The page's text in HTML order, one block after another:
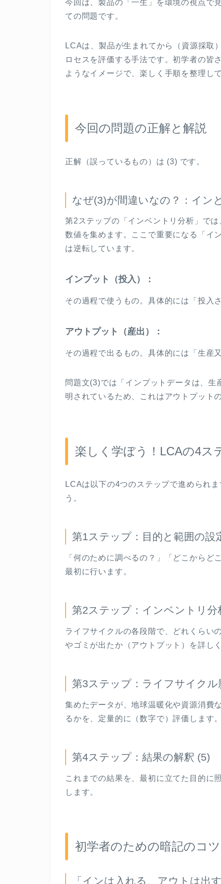
今回は、製品の「一生」を環境の視点で
ての問題です。
LCAは、製品が生まれてから（資源採取
ロセスを評価する手法です。初学者の皆
ようなイメージで、楽しく手順を整理し
今回の問題の正解と解説
正解（誤っているもの）は (3) です。
なぜ(3)が間違いなの？：イン
第2 ステップの「インベントリ分析」で
数値を集めます。ここで重要になる「イ
は逆転しています。
インプット（投入）：
その過程で使うもの。具体的には「投入
アウトプット（産出）：
その過程で出るもの。具体的には「生産
問題文(3)では「インプットデータは、
明されているため、これはアウトプット
楽しく学ぼう！ LCAの4ス
LCAは以下の4つのステップで進められ
う。
第1ステップ：目的と範囲の設
「何のために調べるの？」「どこから
最初に行います。
第2ステップ：インベントリ分
ライフサイクルの各段階で、どれくらい
やゴミが出たか（アウトプット）を詳し
第3ステップ：ライフサイクル
集めたデータが、地球温暖化や資源消費
るかを、定量的に（数字で）評価します
第4ステップ：結果の解釈 (5)
これまでの結果を、最初に立てた目的に
します。
初学者のための暗記のコ
「インは入れる、アウトは出